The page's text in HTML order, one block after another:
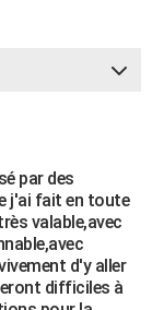
par des
j'ai fait en toute
valable,avec
d'y aller
difficiles à